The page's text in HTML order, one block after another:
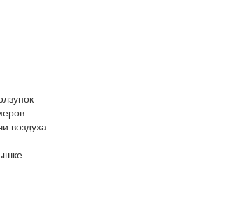
воздуха